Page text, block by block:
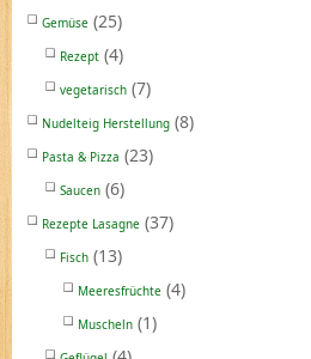
Gemüse (25)
Rezept (4)
vegetarisch (7)
Nudelteig Herstellung (8)
Pasta & Pizza (23)
Saucen (6)
Rezepte Lasagne (37)
Fisch (13)
Meeresfrüchte (4)
Muscheln (1)